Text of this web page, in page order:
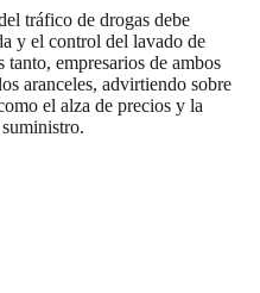
tráfico de drogas debe
y el control del lavado de
empresarios de ambos
aranceles, advirtiendo sobre
el alza de precios y la